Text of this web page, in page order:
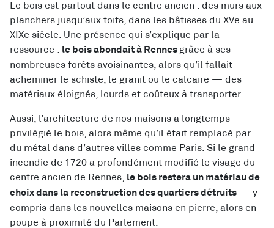
Le bois est partout dans le centre ancien : des murs aux
planchers jusqu’aux toits, dans les bâtisses du XVe au
XIXe siècle. Une présence qui s’explique par la
ressource : le bois abondait à Rennes grâce à ses
nombreuses forêts avoisinantes, alors qu’il fallait
acheminer le schiste, le granit ou le calcaire — des
matériaux éloignés, lourds et coûteux à transporter.
Aussi, l’architecture de nos maisons a longtemps
privilégié le bois, alors même qu’il était remplacé par
du métal dans d’autres villes comme Paris. Si le grand
incendie de 1720 a profondément modifié le visage du
centre ancien de Rennes, le bois restera un matériau de
choix dans la reconstruction des quartiers détruits — y
compris dans les nouvelles maisons en pierre, alors en
poupe à proximité du Parlement.